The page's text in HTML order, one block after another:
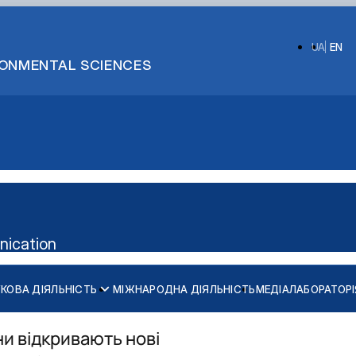
SCIENCES
EN
UA
ДІЯЛЬНІСТЬ МІЖНАРОДНА ДІЯЛЬНІСТЬ
відкривають нові